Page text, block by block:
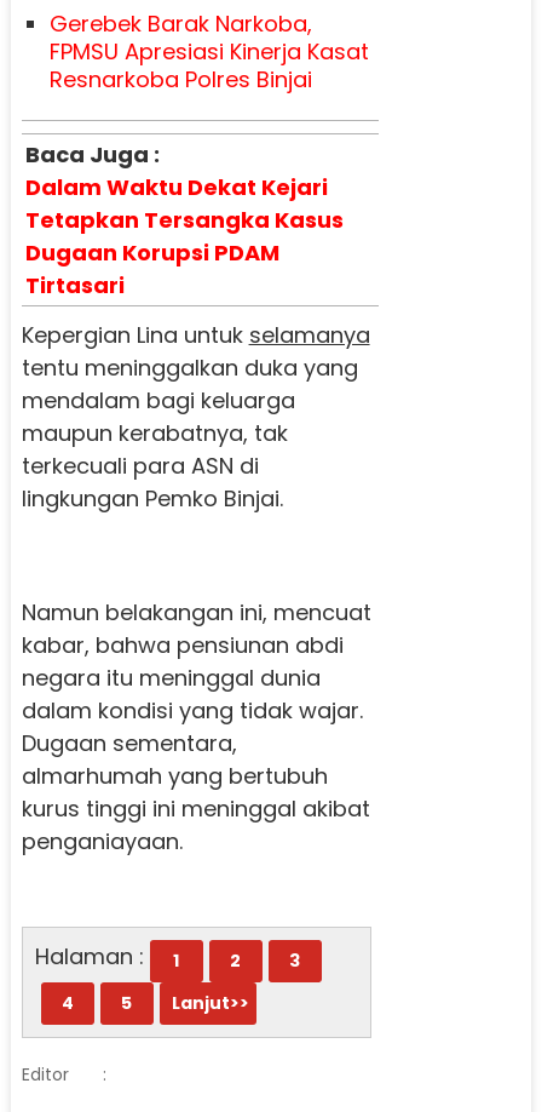
Gerebek Barak Narkoba,
FPMSU Apresiasi Kinerja Kasat
Resnarkoba Polres Binjai
Baca Juga :
Dalam Waktu Dekat Kejari
Tetapkan Tersangka Kasus
Dugaan Korupsi PDAM
Tirtasari
Kepergian Lina untuk selamanya
tentu meninggalkan duka yang
mendalam bagi keluarga
maupun kerabatnya, tak
terkecuali para ASN di
lingkungan Pemko Binjai.
Namun belakangan ini, mencuat
kabar, bahwa pensiunan abdi
negara itu meninggal dunia
dalam kondisi yang tidak wajar.
Dugaan sementara,
almarhumah yang bertubuh
kurus tinggi ini meninggal akibat
penganiayaan.
Halaman : 1 2
3
4
5 Lanjut>>
Editor :